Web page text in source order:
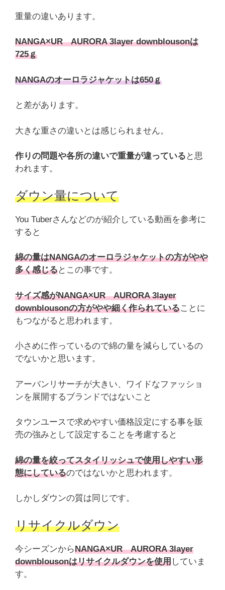
重量の違いあります。
NANGA×UR AURORA 3layer downblousonは
725ｇ
NANGAのオーロラジャケットは650ｇ
と差があります。
大きな重さの違いとは感じられません。
作りの問題や各所の違いで重量が違っている と思
われます。
ダウン量について
You Tuberさんなどのが紹介している動画を参考に
すると
綿の量はNANGAのオーロラジャケットの方がやや
多く感じるとこの事です。
サイズ感がNANGA×UR AURORA 3layer
downblousonの方がやや細く作られていることに
もつながると思われます。
小さめに作っているので綿の量を減らしているの
でないかと思います。
アーバンリサーチが大きい、ワイドなファッショ
ンを展開するブランドではないこと
タウンユースで求めやすい価格設定にする事を販
売の強みとして設定することを考慮すると
綿の量を絞ってスタイリッシュで使用しやすい形
態にしているのではないかと思われます。
しかしダウンの質は同じです。
リサイクルダウン
今シーズンからNANGA×UR AURORA 3layer
downblousonはリサイクルダウンを使用していま
す。